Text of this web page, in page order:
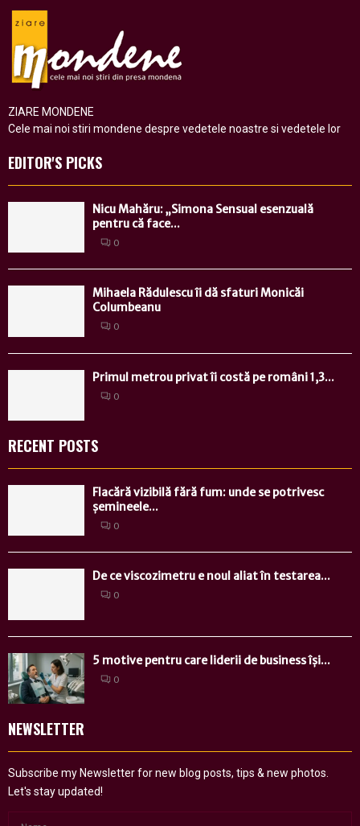
ZIARE MONDENE
Cele mai noi stiri mondene despre vedetele noastre si vedetele lor
EDITOR'S PICKS
Nicu Mahăru: „Simona Sensual esenzuală
pentru că face...
0
Mihaela Rădulescu îi dă sfaturi Monicăi
Columbeanu
0
Primul metrou privat îi costă pe români 1,3...
0
RECENT POSTS
Flacără vizibilă fără fum: unde se potrivesc
șemineele...
0
De ce viscozimetru e noul aliat în testarea...
0
5 motive pentru care liderii de business își...
0
NEWSLETTER
Subscribe my Newsletter for new blog posts, tips & new photos.
Let's stay updated!